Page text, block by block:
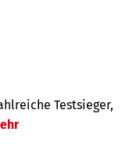
Testsieger,